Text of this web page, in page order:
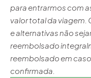
para entrarmos com
valor total da viagem.
e alternativas não
reembolsado
reembolsado em
confirmada.